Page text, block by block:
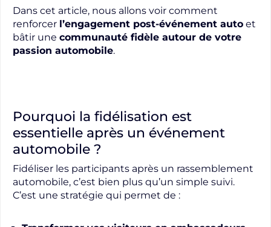
Dans cet article, nous allons voir comment
renforcer l’engagement post-événement auto et
bâtir une communauté fidèle autour de votre
passion automobile.
Pourquoi la fidélisation est
essentielle après un événement
automobile ?
Fidéliser les participants après un rassemblement
automobile, c’est bien plus qu’un simple suivi.
C’est une stratégie qui permet de :